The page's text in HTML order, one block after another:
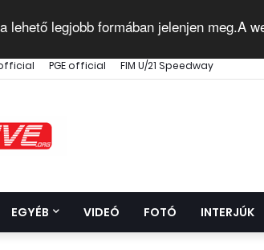
legjobb formában jelenjen meg.A
PGE official FIM U/21 Speedway
EGYÉB VIDEÓ FOTÓ INTERJÚK